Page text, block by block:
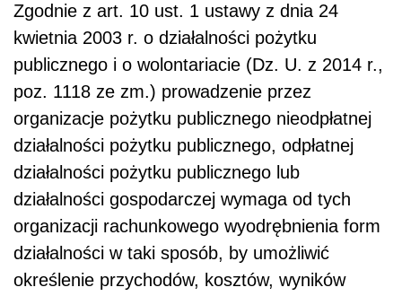
Zgodnie z art. 10 ust. 1 ustawy z dnia 24
kwietnia 2003 r. o działalności pożytku
publicznego i o wolontariacie (Dz. U. z 2014 r.,
poz. 1118 ze zm.) prowadzenie przez
organizacje pożytku publicznego nieodpłatnej
działalności pożytku publicznego, odpłatnej
działalności pożytku publicznego lub
działalności gospodarczej wymaga od tych
organizacji rachunkowego wyodrębnienia form
działalności w taki sposób, by umożliwić
określenie przychodów, kosztów, wyników